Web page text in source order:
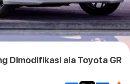
Dimodifikasi ala Toyota GR